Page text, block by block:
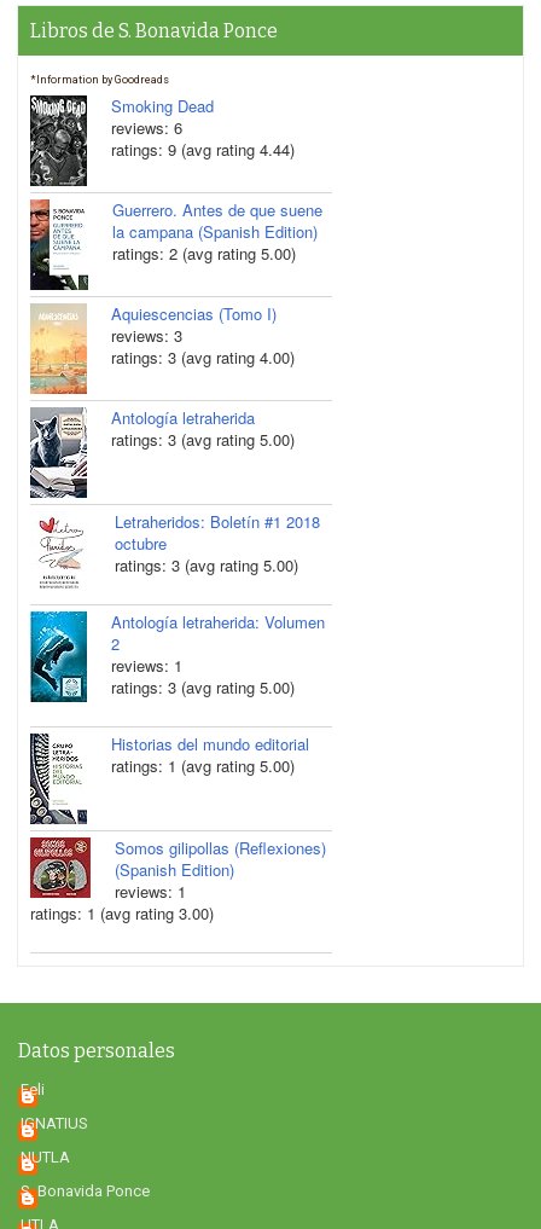
Libros de S. Bonavida Ponce
*Information by Goodreads
Smoking Dead
reviews: 6
ratings: 9 (avg rating 4.44)
Guerrero. Antes de que suene
la campana (Spanish Edition)
ratings: 2 (avg rating 5.00)
Aquiescencias (Tomo I)
reviews: 3
ratings: 3 (avg rating 4.00)
Antología letraherida
ratings: 3 (avg rating 5.00)
Letraheridos: Boletín #1 2018
octubre
ratings: 3 (avg rating 5.00)
Antología letraherida: Volumen
2
reviews: 1
ratings: 3 (avg rating 5.00)
Historias del mundo editorial
ratings: 1 (avg rating 5.00)
Somos gilipollas (Reflexiones)
(Spanish Edition)
reviews: 1
ratings: 1 (avg rating 3.00)
Datos personales
Feli
IGNATIUS
NUTLA
S. Bonavida Ponce
UTLA